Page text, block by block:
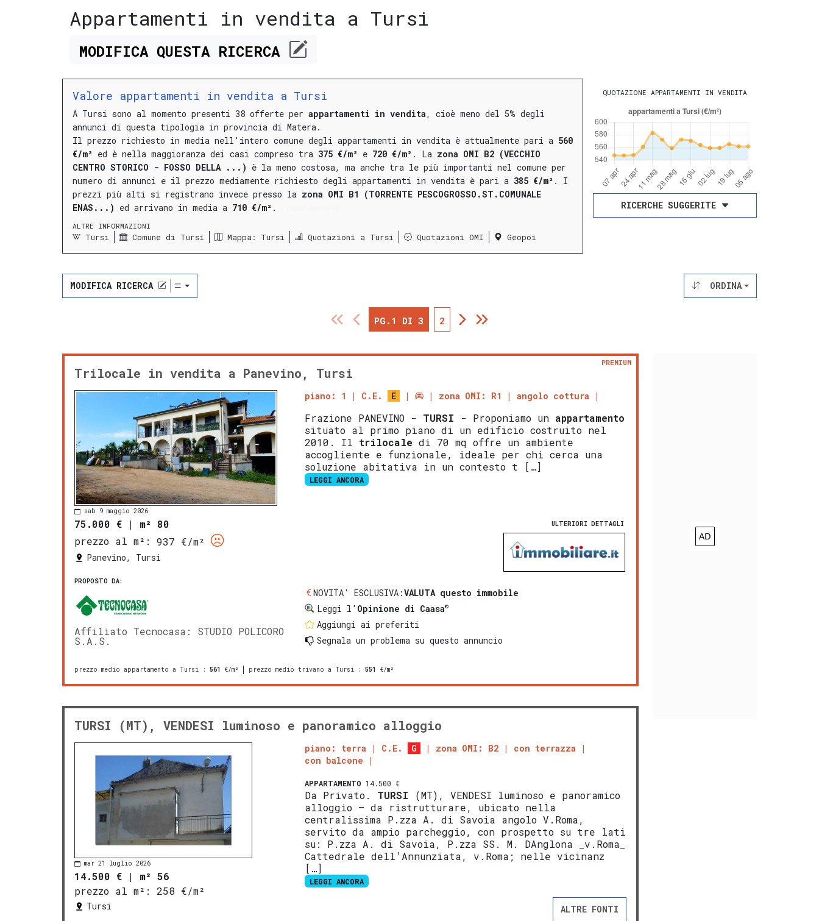
Appartamenti in vendita a Tursi
MODIFICA QUESTARICERCA
Valore appartamenti in vendita a Tursi
A Tursi sono al momento presenti 38 offerte per appartamenti in vendita, cioè meno del 5% degli
annunci di questa tipologia in provincia di Matera.
Il prezzo richiesto in media nell'intero comune degli appartamenti in vendita è attualmente pari a 560
€/m² ed è nella maggioranza dei casi compreso tra 375 €/m² e 720 €/m² . La zona OMI B2 (VECCHIO
CENTRO STORICO - FOSSO DELLA ...) è la meno costosa, ma anche tra le più importanti nel comune per
numero di annunci e il prezzo mediamente richiesto degli appartamenti in vendita è pari a 385 €/m² . I
prezzi più alti si registrano invece presso la zona OMI B1 (TORRENTE PESCOGROSSO.ST.COMUNALE
ENAS...) ed arrivano in media a 710 €/m² .
ALTRE INFORMAZIONI
Tursi Comune di Tursi Mappa: Tursi Quotazioni a Tursi Quotazioni OMI Geopoi
QUOTAZIONE APPARTAMENTI IN VENDITA
RICERCHE SUGGERITE
MODIFICA RICERCA ORDINA
PG.1 DI 3 2
Trilocale in vendita a Panevino, Tursi
PREMIUM
sab 9 maggio 2026
75.000 € | m² 80
prezzo al m²:
937 €/m²
Panevino, Tursi
PROPOSTO DA:
Affiliato Tecnocasa: STUDIO POLICORO
S.A.S.
piano: 1 C.E. E zona OMI: R1 angolo cottura
Frazione PANEVINO - TURSI - Proponiamo un appartamento
situato al primo piano di un edificio costruito nel
2010. Il trilocale di 70 mq offre un ambiente
accogliente e funzionale, ideale per chi cerca una
soluzione abitativa in un contesto t […]
LEGGI ANCORA
ULTERIORI DETTAGLI
NOVITA' ESCLUSIVA:VALUTA questo immobile
Leggi l' Opinione di Caasa®
Aggiungi ai preferiti
Segnala un problema su questo annuncio
prezzo medio appartamento a Tursi : 561 €/m² prezzo medio trivano a Tursi : 551 €/m²
TURSI (MT), VENDESI luminoso e panoramico alloggio
mar 21 luglio 2026
14.500 € | m² 56
prezzo al m²:
258 €/m²
Tursi
piano: terra C.E. G zona OMI: B2
con terrazza
con balcone
APPARTAMENTO 14.500 €
Da Privato. TURSI
(MT), VENDESI luminoso e panoramico
alloggio – da ristrutturare, ubicato nella
centralissima P.zza A. di Savoia angolo V.Roma,
servito da ampio parcheggio, con prospetto su tre lati
su: P.zza A. di Savoia, P.zza SS. M. DAnglona _v.Roma_
Cattedrale dell’Annunziata, v.Roma; nelle vicinanz
[…]
LEGGI ANCORA
ALTRE FONTI